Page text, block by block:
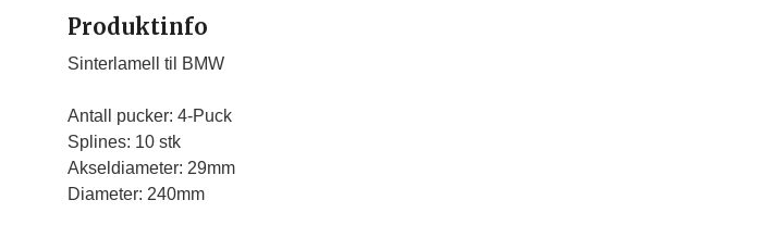
Produktinfo
Sinterlamell til BMW
Antall pucker: 4-Puck
Splines: 10 stk
Akseldiameter: 29mm
Diameter: 240mm